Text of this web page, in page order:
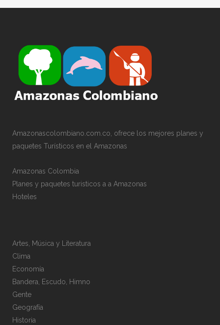
Amazonascolombiano.com.co, ofrece los mejores planes y
paquetes Turísticos en el Amazonas
Amazonas Colombia
Planes y paquetes turisticos a a Amazonas
Hoteles
Artes, Música y Literatura
Clima
Economía
Bandera, Escudo, Himno
Gente
Geografía
Historia